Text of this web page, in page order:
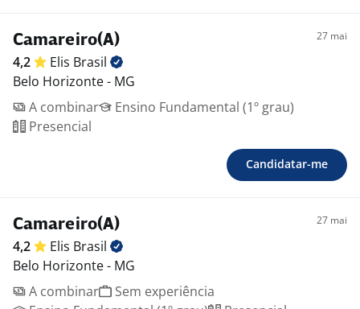
Camareiro(A) 27 mai
4,2 Elis Brasil
Belo Horizonte - MG
A combinar
Ensino Fundamental (1º grau)
Presencial
Candidatar-me
Camareiro(A) 27 mai
4,2 Elis Brasil
Belo Horizonte - MG
A combinar
Sem experiência